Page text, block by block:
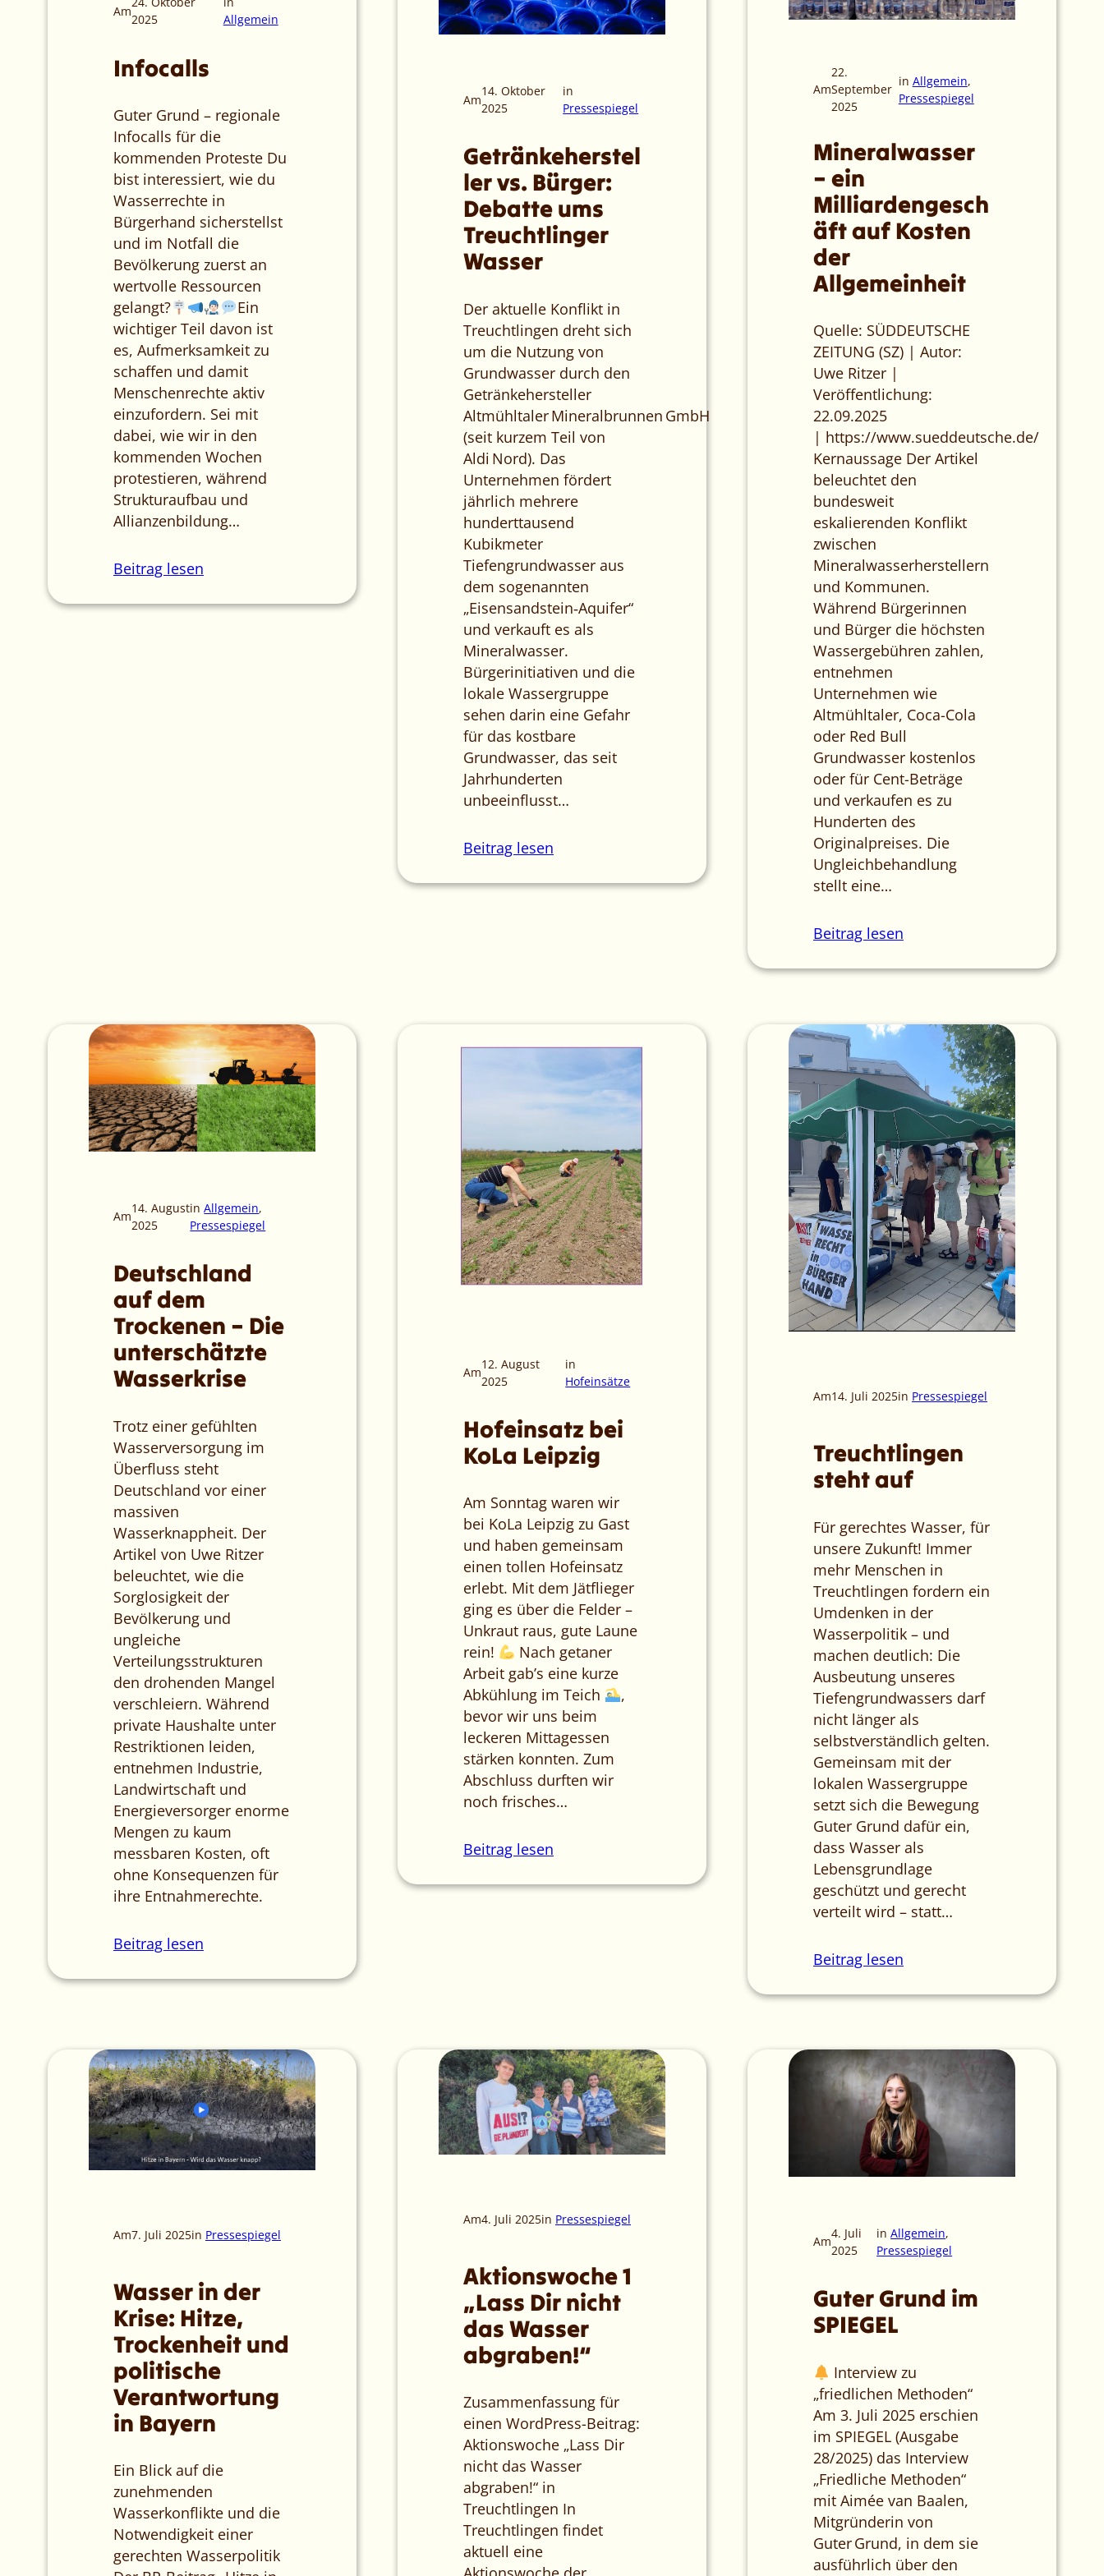
Am
2025
Allgemein
Infocalls
Guter Grund – regionale
Infocalls für die
kommenden Proteste Du
bist interessiert, wie du
Wasserrechte in
Bürgerhand sicherstellst
und im Notfall die
Bevölkerung zuerst an
wertvolle Ressourcen
gelangt?
Ein
wichtiger Teil davon ist
es, Aufmerksamkeit zu
schaffen und damit
Menschenrechte aktiv
einzufordern. Sei mit
dabei, wie wir in den
kommenden Wochen
protestieren, während
Strukturaufbau und
Allianzenbildung…
Beitrag lesen
Am
14. Oktober
2025
in
Pressespiegel
Getränkeherstel
ler vs. Bürger:
Debatte ums
Treuchtlinger
Wasser
Der aktuelle Konflikt in
Treuchtlingen dreht sich
um die Nutzung von
Grundwasser durch den
Getränkehersteller
Altmühltaler Mineralbrunnen GmbH
(seit kurzem Teil von
Aldi Nord). Das
Unternehmen fördert
jährlich mehrere
hunderttausend
Kubikmeter
Tiefengrundwasser aus
dem sogenannten
„Eisensandstein‑Aquifer“
und verkauft es als
Mineralwasser.
Bürgerinitiativen und die
lokale Wassergruppe
sehen darin eine Gefahr
für das kostbare
Grundwasser, das seit
Jahrhunderten
unbeeinflusst…
Beitrag lesen
Am
22.
September
2025
in Allgemein
Pressespiegel
Mineralwasser
– ein
Milliardengesch
äft auf Kosten
der
Allgemeinheit
Quelle: SÜDDEUTSCHE
ZEITUNG (SZ) | Autor:
Uwe Ritzer |
Veröffentlichung:
22.09.2025
| https://www.sueddeutsche.de/
Kernaussage Der Artikel
beleuchtet den
bundesweit
eskalierenden Konflikt
zwischen
Mineralwasserherstellern
und Kommunen.
Während Bürgerinnen
und Bürger die höchsten
Wassergebühren zahlen,
entnehmen
Unternehmen wie
Altmühltaler, Coca-Cola
oder Red Bull
Grundwasser kostenlos
oder für Cent-Beträge
und verkaufen es zu
Hunderten des
Originalpreises. Die
Ungleichbehandlung
stellt eine…
Beitrag lesen
Am
14. August
2025
inAllgemein
Pressespiegel
Deutschland
auf dem
Trockenen – Die
unterschätzte
Wasserkrise
Trotz einer gefühlten
Wasserversorgung im
Überfluss steht
Deutschland vor einer
massiven
Wasserknappheit. Der
Artikel von Uwe Ritzer
beleuchtet, wie die
Sorglosigkeit der
Bevölkerung und
ungleiche
Verteilungsstrukturen
den drohenden Mangel
verschleiern. Während
private Haushalte unter
Restriktionen leiden,
entnehmen Industrie,
Landwirtschaft und
Energieversorger enorme
Mengen zu kaum
messbaren Kosten, oft
ohne Konsequenzen für
ihre Entnahmerechte.
Beitrag lesen
Am
12. August
2025
in
Hofeinsätze
Hofeinsatz bei
KoLa Leipzig
Am Sonntag waren wir
bei KoLa Leipzig zu Gast
und haben gemeinsam
einen tollen Hofeinsatz
erlebt. Mit dem Jätflieger
ging es über die Felder –
Unkraut raus, gute Laune
rein!
Nach getaner
Arbeit gab’s eine kurze
Abkühlung im Teich
,
bevor wir uns beim
leckeren Mittagessen
stärken konnten. Zum
Abschluss durften wir
noch frisches…
Beitrag lesen
Am14. Juli 2025in Pressespiegel
Treuchtlingen
steht auf
Für gerechtes Wasser, für
unsere Zukunft! Immer
mehr Menschen in
Treuchtlingen fordern ein
Umdenken in der
Wasserpolitik – und
machen deutlich: Die
Ausbeutung unseres
Tiefengrundwassers darf
nicht länger als
selbstverständlich gelten.
Gemeinsam mit der
lokalen Wassergruppe
setzt sich die Bewegung
Guter Grund dafür ein,
dass Wasser als
Lebensgrundlage
geschützt und gerecht
verteilt wird – statt…
Beitrag lesen
Am7. Juli 2025in Pressespiegel
Wasser in der
Krise: Hitze,
Trockenheit und
politische
Verantwortung
in Bayern
Ein Blick auf die
zunehmenden
Wasserkonflikte und die
Notwendigkeit einer
gerechten Wasserpolitik
Am4. Juli 2025in Pressespiegel
Aktionswoche 1
„Lass Dir nicht
das Wasser
abgraben!“
Zusammenfassung für
einen WordPress-Beitrag:
Aktionswoche „Lass Dir
nicht das Wasser
abgraben!“ in
Treuchtlingen In
Treuchtlingen findet
aktuell eine
Am
4. Juli
2025
inAllgemein
Pressespiegel
Guter Grund im
SPIEGEL
Interview zu
„friedlichen Methoden“
Am 3. Juli 2025 erschien
im SPIEGEL (Ausgabe
28/2025) das Interview
„Friedliche Methoden“
mit Aimée van Baalen,
Mitgründerin von
Guter Grund, in dem sie
ausführlich über den